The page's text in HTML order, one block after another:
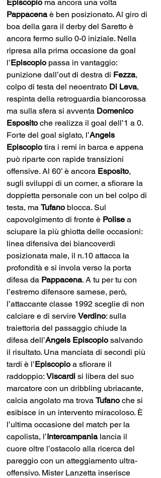
Episcopio ma ancora una volta
Pappacena è ben posizionato. Al giro di
boa della gara il derby del Saretto è
ancora fermo sullo 0-0 iniziale. Nella
ripresa alla prima occasione da goal
l’Episcopio passa in vantaggio:
punizione dall’out di destra di Fezza,
colpo di testa del neoentrato Di Leva,
respinta della retroguardia biancorossa
ma sulla sfera si avventa Domenico
Esposito che realizza il goal dell’1 a 0.
Forte del goal siglato, l’Angels
Episcopio tira i remi in barca e appena
può riparte con rapide transizioni
offensive. Al 60’ è ancora Esposito,
sugli sviluppi di un corner, a sfiorare la
doppietta personale con un bel colpo di
testa, ma Tufano blocca. Sul
capovolgimento di fronte è Polise a
sciupare la più ghiotta delle occasioni:
linea difensiva dei biancoverdi
posizionata male, il n.10 attacca la
profondità e si invola verso la porta
difesa da Pappacena. A tu per tu con
l’estremo difensore sarnese, però,
l’attaccante classe 1992 sceglie di non
calciare e di servire Verdino: sulla
traiettoria del passaggio chiude la
difesa dell’Angels Episcopio salvando
il risultato. Una manciata di secondi più
tardi è l’Episcopio a sfiorare il
raddoppio: Viscardi si libera del suo
marcatore con un dribbling ubriacante,
calcia angolato ma trova Tufano che si
esibisce in un intervento miracoloso. È
l’ultima occasione del match per la
capolista, l’Intercampania lancia il
cuore oltre l’ostacolo alla ricerca del
pareggio con un atteggiamento ultra-
offensivo. Mister Lanzetta inserisce